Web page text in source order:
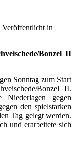
Veröffentlicht in
Bonzel II
Sonntag zum Start
Bonzel II.
Niederlagen gegen
den spielstarken
Tag gelegt werden.
und erarbeitete sich